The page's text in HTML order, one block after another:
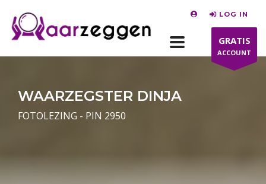
LOG IN
GRATIS
ACCOUNT
WAARZEGSTER DINJA
FOTOLEZING - PIN 2950